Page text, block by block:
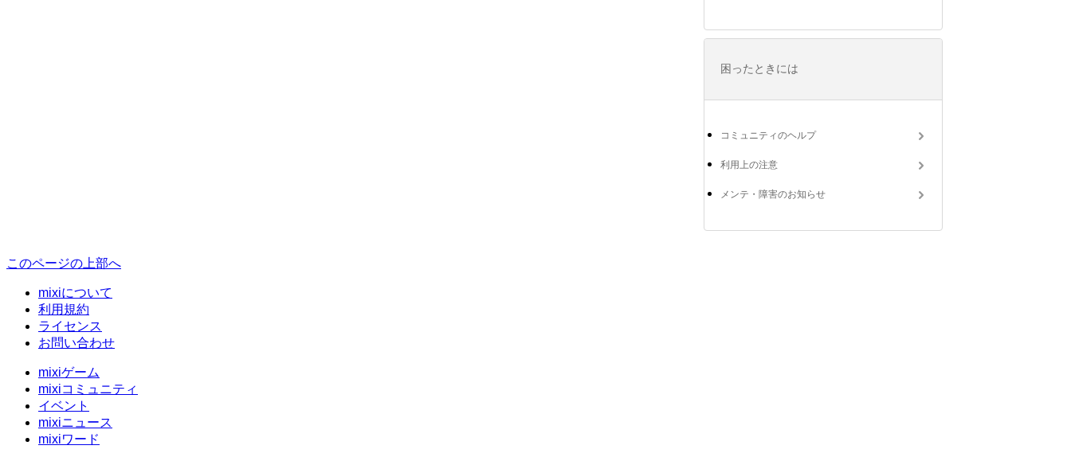
困ったときには
コミュニティのヘルプ
利用上の注意
メンテ・障害のお知らせ
このページの上部へ
mixiについて
利用規約
ライセンス
お問い合わせ
mixiゲーム
mixiコミュニティ
イベント
mixiニュース
mixiワード